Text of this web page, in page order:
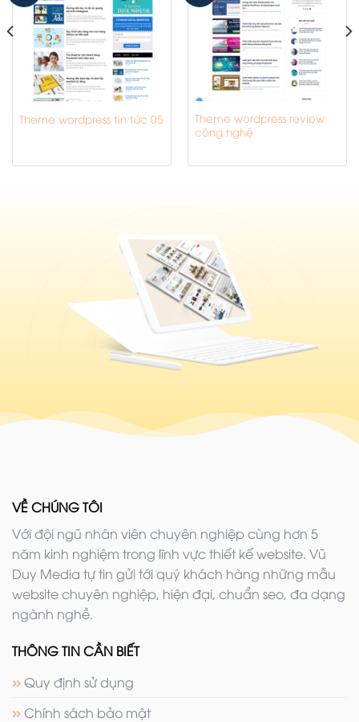
Theme wordpress tin tức 05
Theme wordpress review
công nghệ
VỀ CHÚNG TÔI
Với đội ngũ nhân viên chuyên nghiệp cùng hơn 5
năm kinh nghiệm trong lĩnh vực thiết kế website. Vũ
Duy Media tự tin gửi tới quý khách hàng những mẫu
website chuyên nghiệp, hiện đại, chuẩn seo, đa dạng
ngành nghề.
THÔNG TIN CẦN BIẾT
Quy định sử dụng
Chính sách bảo mật